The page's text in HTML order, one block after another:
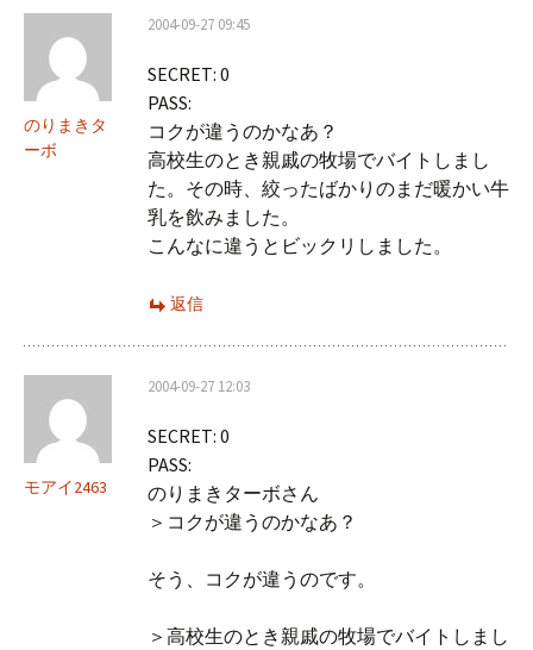
のりまきタ
ーボ
2004-09-27 09:45
SECRET: 0
PASS:
コクが違うのかなあ？
高校生のとき親戚の牧場でバイトしまし
た。その時、絞ったばかりのまだ暖かい牛
乳を飲みました。
こんなに違うとビックリしました。
返信
モアイ2463
2004-09-27 12:03
SECRET: 0
PASS:
のりまきターボさん
＞コクが違うのかなあ？
そう、コクが違うのです。
＞高校生のとき親戚の牧場でバイトしまし